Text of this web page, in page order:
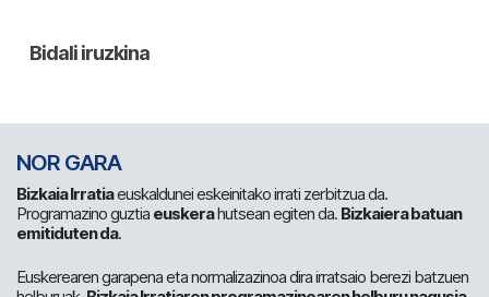
NOR GARA
Bizkaia Irratiaeuskaldunei eskeinitako irrati zerbitzua da.
Programazino guztia euskerahutsean egiten da. Bizkaiera batuan
emitiduten da.
Euskerearen garapena eta normalizazinoa dira irratsaio berezi batzuen